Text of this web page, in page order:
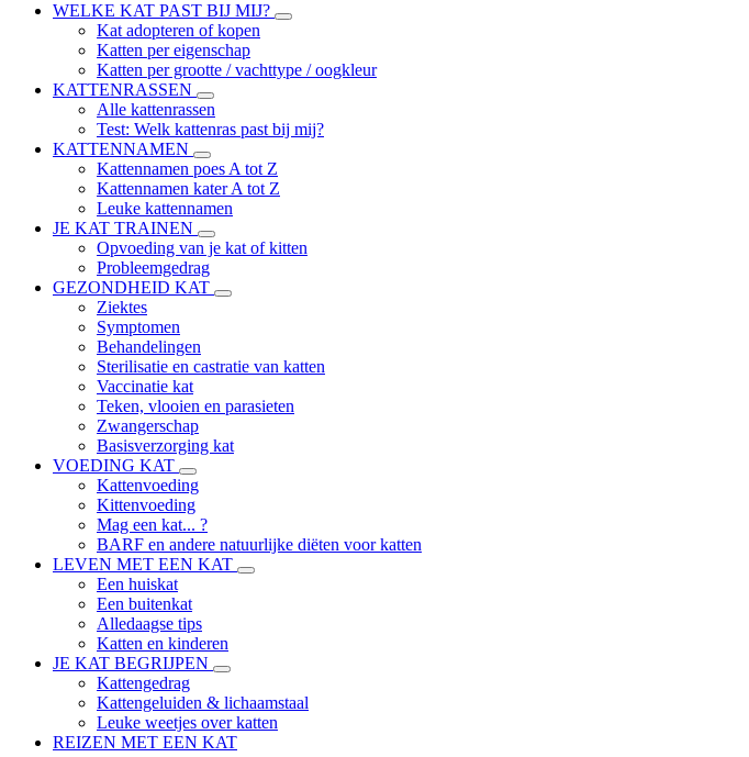
WELKE KAT PAST BIJ MIJ?
Kat adopteren of kopen
Katten per eigenschap
Katten per grootte / vachttype / oogkleur
KATTENRASSEN
Alle kattenrassen
Test: Welk kattenras past bij mij?
KATTENNAMEN
Kattennamen poes A tot Z
Kattennamen kater A tot Z
Leuke kattennamen
JE KAT TRAINEN
Opvoeding van je kat of kitten
Probleemgedrag
GEZONDHEID KAT
Ziektes
Symptomen
Behandelingen
Sterilisatie en castratie van katten
Vaccinatie kat
Teken, vlooien en parasieten
Zwangerschap
Basisverzorging kat
VOEDING KAT
Kattenvoeding
Kittenvoeding
Mag een kat... ?
BARF en andere natuurlijke diëten voor katten
LEVEN MET EEN KAT
Een huiskat
Een buitenkat
Alledaagse tips
Katten en kinderen
JE KAT BEGRIJPEN
Kattengedrag
Kattengeluiden & lichaamstaal
Leuke weetjes over katten
REIZEN MET EEN KAT